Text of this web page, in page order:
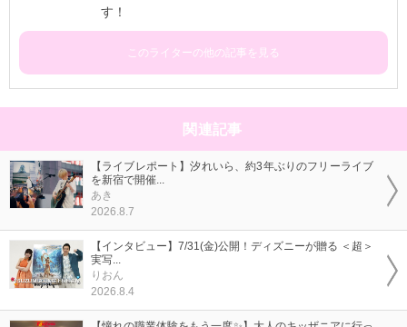
す！
このライターの他の記事を見る
関連記事
【ライブレポート】汐れいら、約3年ぶりのフリーライブ
を新宿で開催...
あき
2026.8.7
【インタビュー】7/31(金)公開！ディズニーが贈る ＜超＞
実写...
りおん
2026.8.4